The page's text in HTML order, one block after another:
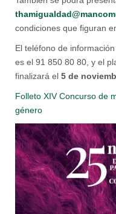
condiciones que figuran
El teléfono de
es el 91 850 80 80, y el
finalizará el 5 de
Folleto XIV Concurso de
género